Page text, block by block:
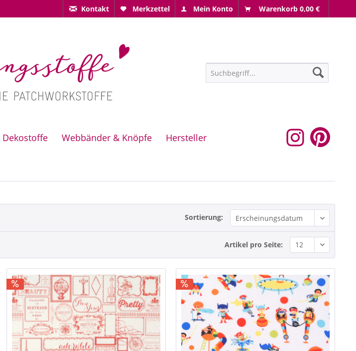
Kontakt Merkzettel Mein Konto Warenkorb 0,00 €
Dekostoffe Webbänder & Knöpfe Hersteller
Sortierung:
Artikel pro Seite: